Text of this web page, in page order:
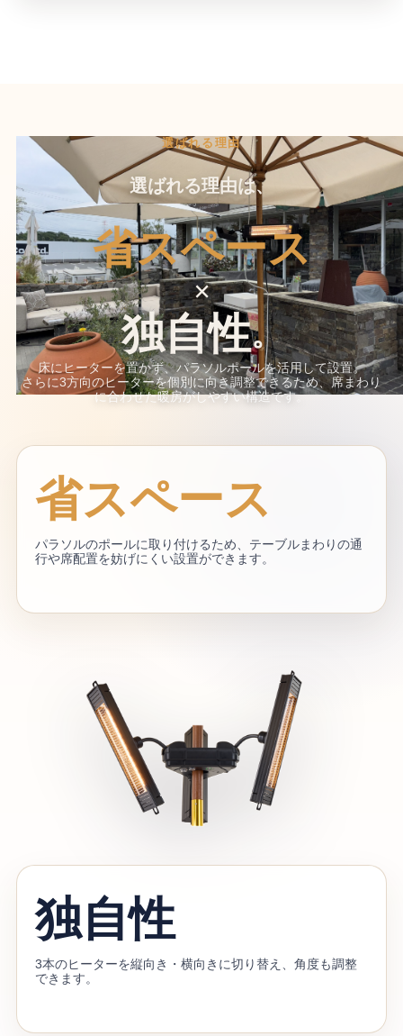
選ばれる理由
選ばれる理由は、
省スペース
×
独自性。
床にヒーターを置かず、パラソルポールを活用して設置。
さらに3方向のヒーターを個別に向き調整できるため、席まわり
に合わせた暖房がしやすい構造です。
省スペース
パラソルのポールに取り付けるため、テーブルまわりの通
行や席配置を妨げにくい設置ができます。
独自性
3本のヒーターを縦向き・横向きに切り替え、角度も調整
できます。